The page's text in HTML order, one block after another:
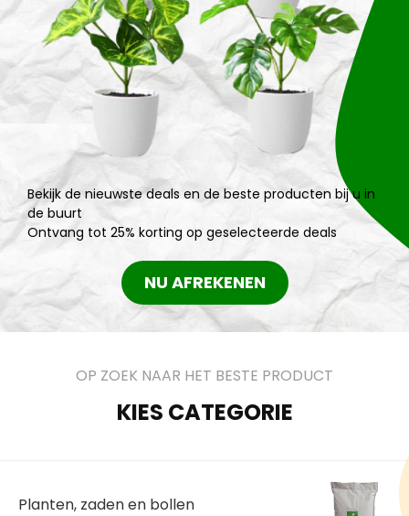
Bekijk de nieuwste deals en de beste producten bij u in
de buurt
Ontvang tot 25% korting op geselecteerde deals
NU AFREKENEN
OP ZOEK NAAR HET BESTE PRODUCT
KIES CATEGORIE
Planten, zaden en bollen